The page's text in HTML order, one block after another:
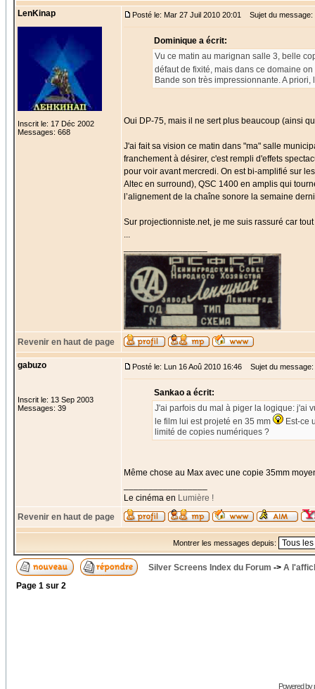
LenKinap
Inscrit le: 17 Déc 2002
Messages: 668
Posté le: Mar 27 Juil 2010 20:01 Sujet du message:
Dominique a écrit:
Vu ce matin au marignan salle 3, belle
défaut de fixité, mais dans ce domaine
Bande son très impressionnante. A
Oui DP-75, mais il ne sert plus beaucoup (ainsi
J'ai fait sa vision ce matin dans "ma" salle
franchement à désirer, c'est rempli d'effets
pour voir avant mercredi. On est bi-amplifié sur
Altec en surround), QSC 1400 en amplis qui
l’alignement de la chaîne sonore la semaine
Sur projectionniste.net, je me suis rassuré car
...
Revenir en haut de page
gabuzo
Inscrit le: 13 Sep 2003
Messages: 39
Posté le: Lun 16 Aoû 2010 16:46 Sujet du message:
Sankao a écrit:
J'ai parfois du mal à piger la logique: j'ai
le film lui est projeté en 35 mm
Est-ce
limité de copies numériques ?
Même chose au Max avec une copie 35mm
Le cinéma en Lumière !
Revenir en haut de page
Montrer les messages depuis:
Silver Screens Index du Forum -> A
Page 1 sur 2
Powered by